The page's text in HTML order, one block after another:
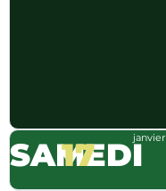
SAMEDI
17 janvier